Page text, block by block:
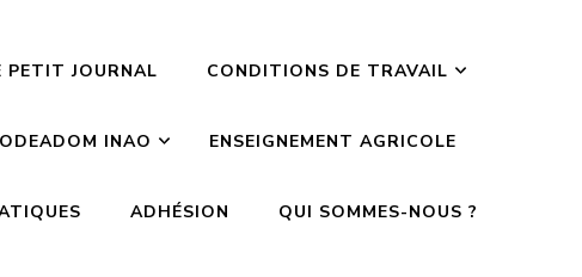
PETIT JOURNAL CONDITIONS DE TRAVAIL
INAO ENSEIGNEMENT AGRICOLE
ADHÉSION QUI SOMMES-NOUS ?